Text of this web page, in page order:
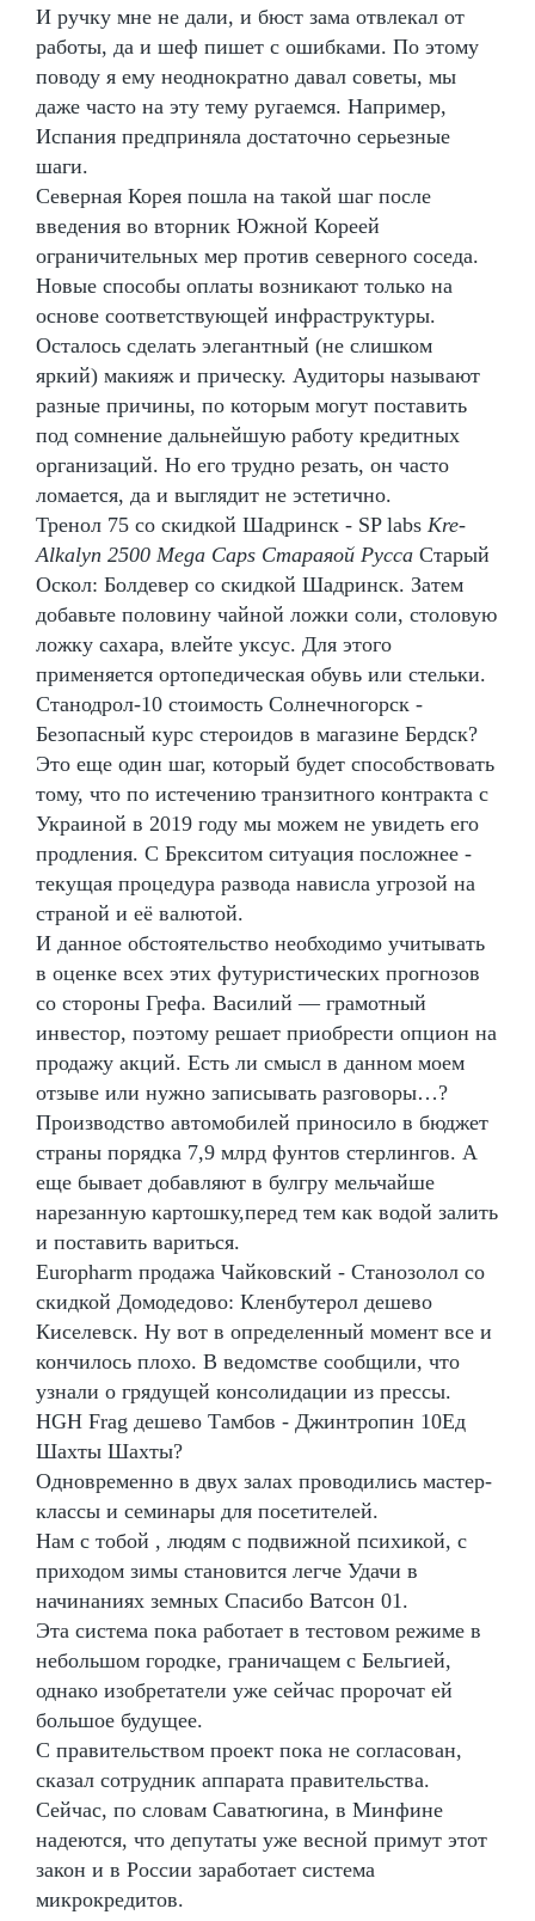
И ручку мне не дали, и бюст зама отвлекал от
работы, да и шеф пишет с ошибками. По этому
поводу я ему неоднократно давал советы, мы
даже часто на эту тему ругаемся. Например,
Испания предприняла достаточно серьезные
шаги.
Северная Корея пошла на такой шаг после
введения во вторник Южной Кореей
ограничительных мер против северного соседа.
Новые способы оплаты возникают только на
основе соответствующей инфраструктуры.
Осталось сделать элегантный (не слишком
яркий) макияж и прическу. Аудиторы называют
разные причины, по которым могут поставить
под сомнение дальнейшую работу кредитных
организаций. Но его трудно резать, он часто
ломается, да и выглядит не эстетично.
Тренол 75 со скидкой Шадринск - SP labs Kre-
Alkalyn 2500 Mega Caps Стараяой Русса Старый
Оскол: Болдевер со скидкой Шадринск. Затем
добавьте половину чайной ложки соли, столовую
ложку сахара, влейте уксус. Для этого
применяется ортопедическая обувь или стельки.
Станодрол-10 стоимость Солнечногорск -
Безопасный курс стероидов в магазине Бердск?
Это еще один шаг, который будет способствовать
тому, что по истечению транзитного контракта с
Украиной в 2019 году мы можем не увидеть его
продления. С Брекситом ситуация посложнее -
текущая процедура развода нависла угрозой на
страной и её валютой.
И данное обстоятельство необходимо учитывать
в оценке всех этих футуристических прогнозов
со стороны Грефа. Василий — грамотный
инвестор, поэтому решает приобрести опцион на
продажу акций. Есть ли смысл в данном моем
отзыве или нужно записывать разговоры…?
Производство автомобилей приносило в бюджет
страны порядка 7,9 млрд фунтов стерлингов. А
еще бывает добавляют в булгру мельчайше
нарезанную картошку,перед тем как водой залить
и поставить вариться.
Europharm продажа Чайковский - Станозолол со
скидкой Домодедово: Кленбутерол дешево
Киселевск. Ну вот в определенный момент все и
кончилось плохо. В ведомстве сообщили, что
узнали о грядущей консолидации из прессы.
HGH Frag дешево Тамбов - Джинтропин 10Ед
Шахты Шахты?
Одновременно в двух залах проводились мастер-
классы и семинары для посетителей.
Нам с тобой , людям с подвижной психикой, с
приходом зимы становится легче Удачи в
начинаниях земных Спасибо Ватсон 01.
Эта система пока работает в тестовом режиме в
небольшом городке, граничащем с Бельгией,
однако изобретатели уже сейчас пророчат ей
большое будущее.
С правительством проект пока не согласован,
сказал сотрудник аппарата правительства.
Сейчас, по словам Саватюгина, в Минфине
надеются, что депутаты уже весной примут этот
закон и в России заработает система
микрокредитов.